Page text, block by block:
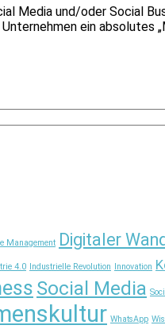
Media und/oder Social
ein absolutes
Management Digitaler
4.0 Industrielle Revolution Innovation
Social Media
WhatsApp